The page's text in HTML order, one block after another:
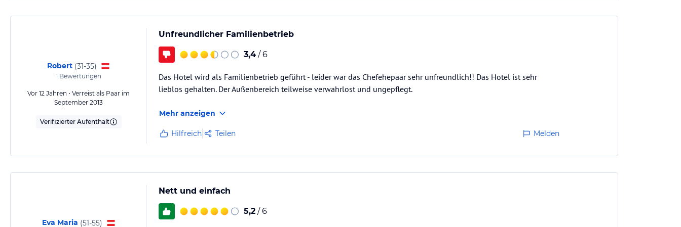
Robert (31-35)
1 Bewertungen
Vor 12 Jahren • Verreist als Paar im
September 2013
Verifizierter Aufenthalt
Unfreundlicher Familienbetrieb
3,4 / 6
Das Hotel wird als Familienbetrieb geführt - leider war das Chefehepaar sehr unfreundlich!! Das Hotel ist sehr
lieblos gehalten. Der Außenbereich teilweise verwahrlost und ungepflegt.
Mehr anzeigen
Hilfreich Teilen Melden
Eva Maria (51-55)
Nett und einfach
5,2 / 6